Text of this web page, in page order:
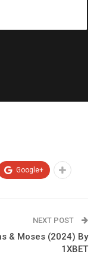
Google+
NEXT POST
& Moses (2024) By
1XBET